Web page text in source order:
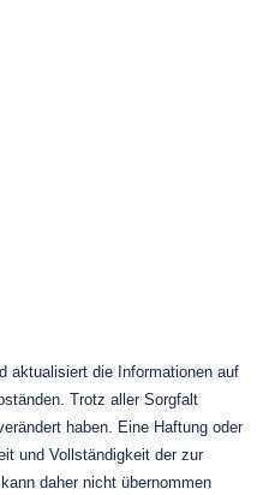
aktualisiert die Informationen auf
Trotz aller Sorgfalt
haben. Eine Haftung oder
und Vollständigkeit der zur
daher nicht übernommen